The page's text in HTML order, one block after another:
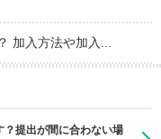
加入方法や加入...
？提出が間に合わない場